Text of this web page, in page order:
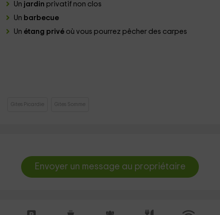
Un jardin privatif non clos
Un barbecue
Un étang privé où vous pourrez pêcher des carpes
Gites Picardie Gites Somme
Envoyer un message au propriétaire